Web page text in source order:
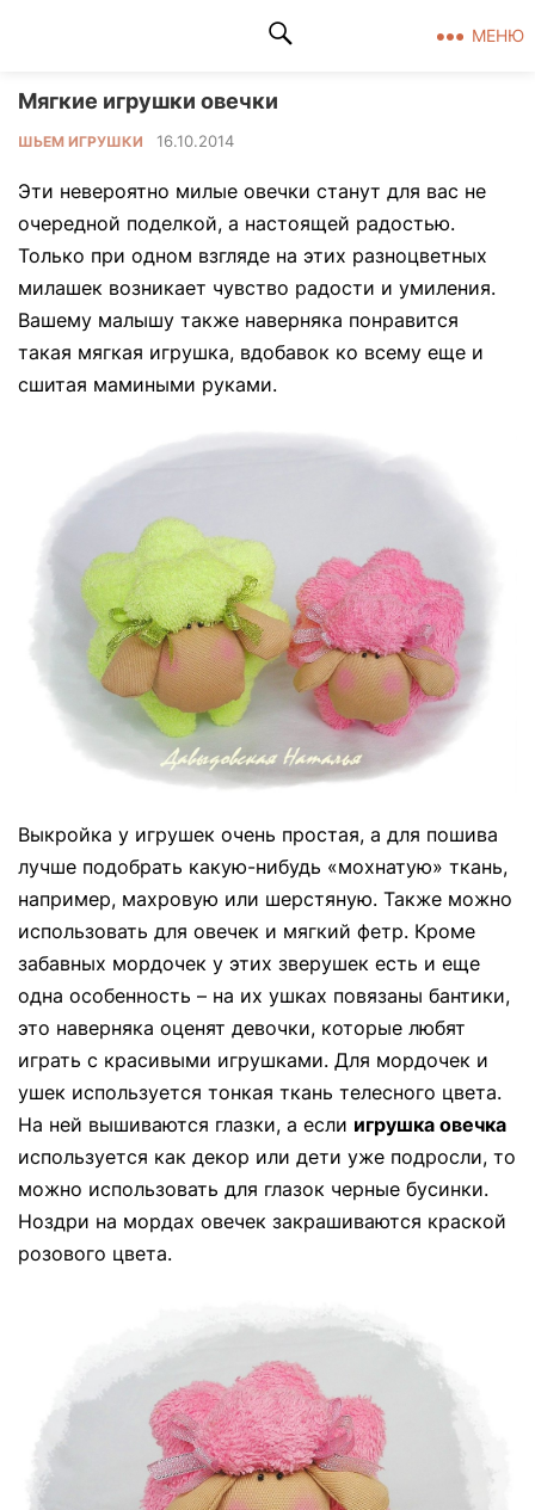
МЕНЮ
Мягкие игрушки овечки
ШЬЕМ ИГРУШКИ 16.10.2014
Эти невероятно милые овечки станут для вас не
очередной поделкой, а настоящей радостью.
Только при одном взгляде на этих разноцветных
милашек возникает чувство радости и умиления.
Вашему малышу также наверняка понравится
такая мягкая игрушка, вдобавок ко всему еще и
сшитая мамиными руками.
Выкройка у игрушек очень простая, а для пошива
лучше подобрать какую-нибудь «мохнатую» ткань,
например, махровую или шерстяную. Также можно
использовать для овечек и мягкий фетр. Кроме
забавных мордочек у этих зверушек есть и еще
одна особенность – на их ушках повязаны бантики,
это наверняка оценят девочки, которые любят
играть с красивыми игрушками. Для мордочек и
ушек используется тонкая ткань телесного цвета.
На ней вышиваются глазки, а если игрушка овечка
используется как декор или дети уже подросли, то
можно использовать для глазок черные бусинки.
Ноздри на мордах овечек закрашиваются краской
розового цвета.